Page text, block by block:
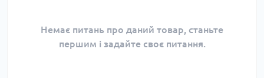
Немає питань про даний товар, станьте
першим і задайте своє питання.